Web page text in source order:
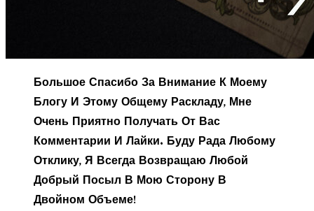
Большое Спасибо За Внимание К Моему
Блогу И Этому Общему Раскладу, Мне
Очень Приятно Получать От Вас
Комментарии И Лайки. Буду Рада Любому
Отклику, Я Всегда Возвращаю Любой
Добрый Посыл В Мою Сторону В
Двойном Объеме!